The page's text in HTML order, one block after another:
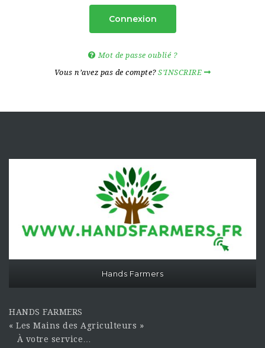
Connexion
Mot de passe oublié ?
Vous n’avez pas de compte?S’INSCRIRE
Hands Farmers
HANDS FARMERS
« Les Mains des Agriculteurs »
À votre service…